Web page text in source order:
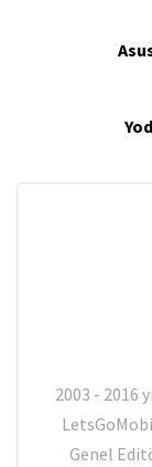
2003 - 2016
Genel